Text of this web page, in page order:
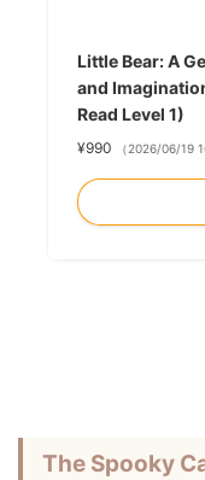
Little Bear: A
and
Read Level 1)
¥990 （2026/06/19
The Spooky